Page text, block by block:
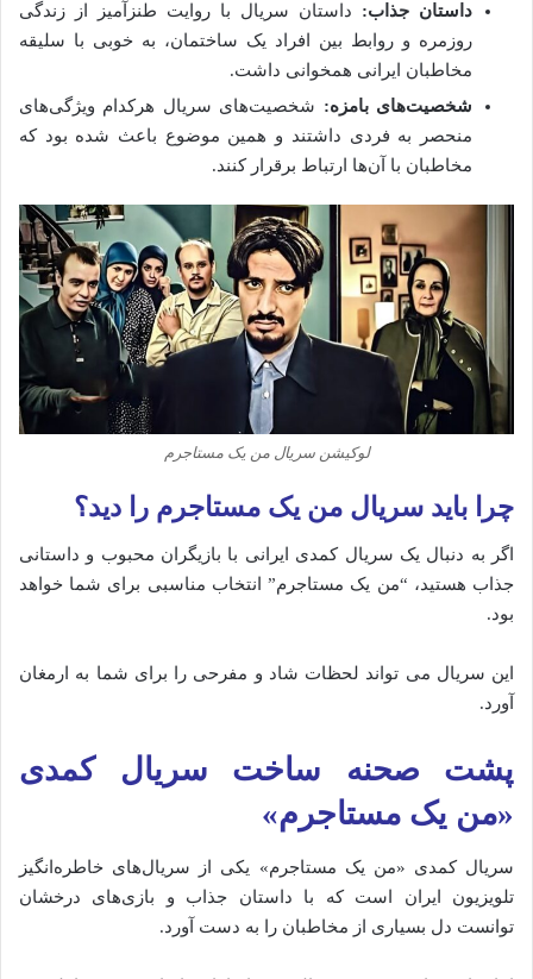
داستان جذاب: داستان سریال با روایت طنزآمیز از زندگی
روزمره و روابط بین افراد یک ساختمان، به خوبی با سلیقه
مخاطبان ایرانی همخوانی داشت.
شخصیت‌های بامزه: شخصیت‌های سریال هرکدام ویژگی‌های
منحصر به فردی داشتند و همین موضوع باعث شده بود که
مخاطبان با آن‌ها ارتباط برقرار کنند.
لوکیشن سریال من یک مستاجرم
چرا باید سریال من یک مستاجرم را دید؟
اگر به دنبال یک سریال کمدی ایرانی با بازیگران محبوب و داستانی
جذاب هستید، “من یک مستاجرم” انتخاب مناسبی برای شما خواهد
بود.
این سریال می‌ تواند لحظات شاد و مفرحی را برای شما به ارمغان
آورد.
پشت صحنه ساخت سریال کمدی
«من یک مستاجرم»
سریال کمدی «من یک مستاجرم» یکی از سریال‌های خاطره‌انگیز
تلویزیون ایران است که با داستان جذاب و بازی‌های درخشان
توانست دل بسیاری از مخاطبان را به دست آورد.